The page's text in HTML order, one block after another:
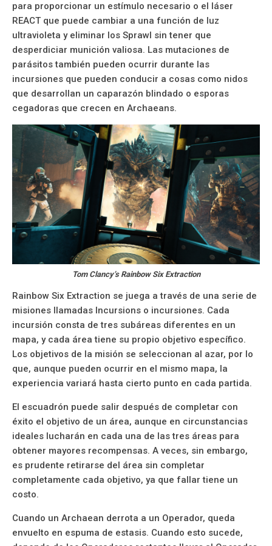
para proporcionar un estímulo necesario o el láser
REACT que puede cambiar a una función de luz
ultravioleta y eliminar los Sprawl sin tener que
desperdiciar munición valiosa. Las mutaciones de
parásitos también pueden ocurrir durante las
incursiones que pueden conducir a cosas como nidos
que desarrollan un caparazón blindado o esporas
cegadoras que crecen en Archaeans.
Tom Clancy’s Rainbow Six Extraction
Rainbow Six Extraction se juega a través de una serie de
misiones llamadas Incursions o incursiones. Cada
incursión consta de tres subáreas diferentes en un
mapa, y cada área tiene su propio objetivo específico.
Los objetivos de la misión se seleccionan al azar, por lo
que, aunque pueden ocurrir en el mismo mapa, la
experiencia variará hasta cierto punto en cada partida.
El escuadrón puede salir después de completar con
éxito el objetivo de un área, aunque en circunstancias
ideales lucharán en cada una de las tres áreas para
obtener mayores recompensas. A veces, sin embargo,
es prudente retirarse del área sin completar
completamente cada objetivo, ya que fallar tiene un
costo.
Cuando un Archaean derrota a un Operador, queda
envuelto en espuma de estasis. Cuando esto sucede,